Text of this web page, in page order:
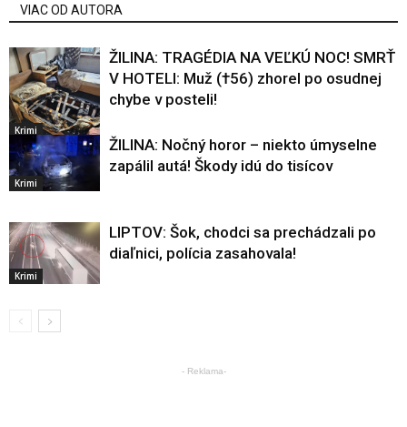
VIAC OD AUTORA
Krimi
ŽILINA: TRAGÉDIA NA VEĽKÚ NOC! SMRŤ
V HOTELI: Muž (†56) zhorel po osudnej
chybe v posteli!
Krimi
ŽILINA: Nočný horor – niekto úmyselne
zapálil autá! Škody idú do tisícov
Krimi
LIPTOV: Šok, chodci sa prechádzali po
diaľnici, polícia zasahovala!
- Reklama-